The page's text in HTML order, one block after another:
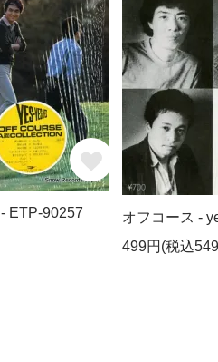
ETP-90257
オフコース -
499円(税込